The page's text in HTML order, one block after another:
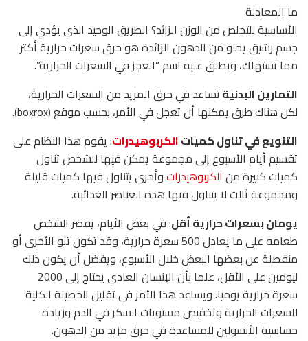
ما المعادلة
الأساسية للتخلص من الوزن الزائد؟ الطريق الوحيد الذي يؤدي إلى
جسم رشيق يخلو من الدهون الزائدة هو حرق سعرات حرارية أكثر
مما تستهلك، ويطلق عليه اسم “العجز في السعرات الحرارية”.
التمارين البدنيةتساعد في حرق المزيد من السعرات الحرارية،
لكن هناك طرق يمكنها أن تعجل في الأمر، بحسب موقع (boxrox).
التنويع في تناول كمياتالكربوهيدرات: يقوم هذا النظام على
تقسيم أيام الأسبوع إلى مجموعة يمكن فيها للشخص تناول
كميات كبيرة من الكربوهيدراتوأخرى يتناول فيها كميات قليلة
ومجموعة ثالث لا يتناول فيها هذه العناصر الغذائية.
يومان بسعرات حرارية أقل: في بعض الأيام، يقصر الشخص
طعامه على ما يعادل 500 سعرة حرارية، وقد تكون تلو الأخرى أو
منفصلة عن بعضها البعض خلال الأسبوع، ويفضل أن يكون ذلك
ليومين على الأقل، علما بأن الإنسان العادي يحتاج إلى 2000
سعرة حرارية يوميا. ويساعد هذا الأمر في تقليل الحصيلة الكلية
للسعرات الحرارية وتخفيض مستويات السكر في الدم وزيادة
حساسية الأنسولين للمساعدة في حرق مزيد من الدهون.